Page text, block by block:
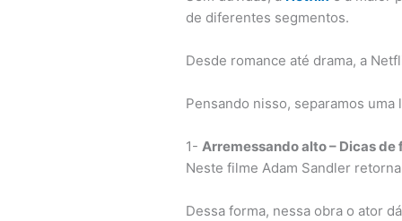
de diferentes segmentos.
Desde romance até drama, a
Pensando nisso, separamos uma
1- Arremessando alto – Dicas
Neste filme Adam Sandler
Dessa forma, nessa obra o ator